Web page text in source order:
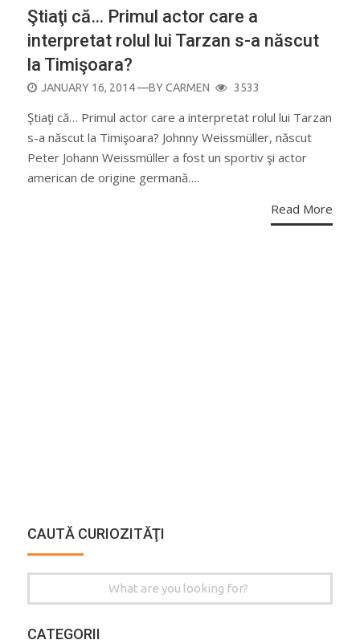
Ştiaţi că… Primul actor care a
interpretat rolul lui Tarzan s-a născut
la Timişoara?
POSTED
JANUARY 16, 2014—BYCARMEN 3533
Ştiaţi că… Primul actor care a interpretat rolul lui Tarzan
s-a născut la Timişoara? Johnny Weissmüller, născut
Peter Johann Weissmüller a fost un sportiv şi actor
american de origine germană….
Read More
CAUTĂ CURIOZITĂŢI
for:
CATEGORII